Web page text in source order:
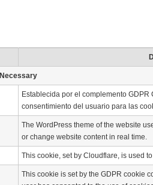
Necessary
Establecida por el complemento
consentimiento del usuario para las
The WordPress theme of the website
or change website content in real time.
This cookie, set by Cloudflare, is used
This cookie is set by the GDPR cookie